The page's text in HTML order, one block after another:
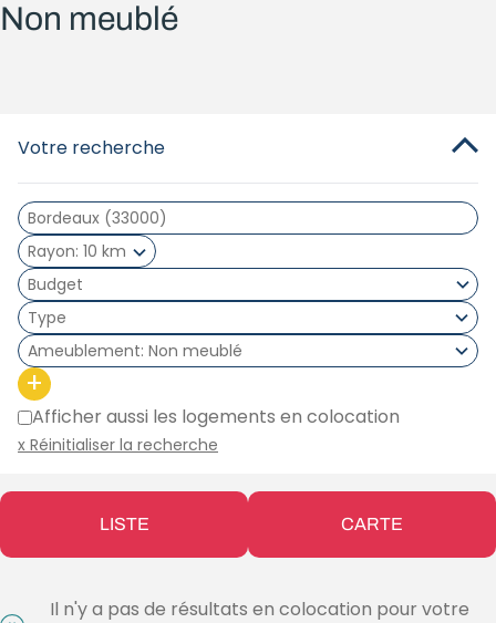
Non meublé
Votre recherche
Rayon 10 km
Type
Ameublement Non meublé
+
Afficher aussi les logements en colocation
x Réinitialiser la recherche
LISTE CARTE
Il n'y a pas de résultats en colocation pour votre